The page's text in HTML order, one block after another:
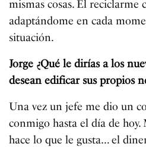
mismas cosas. El reciclarme
adaptándome en cada
situación.
Jorge ¿Qué le dirías a los
desean edificar sus propios
Una vez un jefe me dio un
conmigo hasta el día de
hace lo que le gusta… el